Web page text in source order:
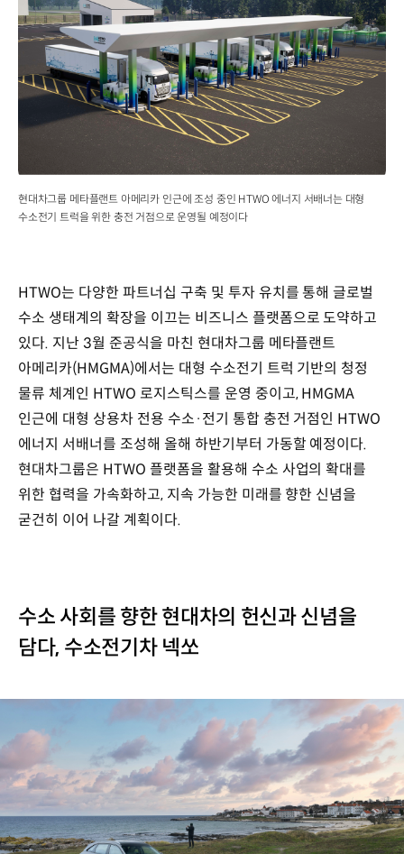
현대차그룹 메타플랜트 아메리카 인근에 조성 중인 HTWO 에너지 서배너는 대형
수소전기 트럭을 위한 충전 거점으로 운영될 예정이다
HTWO는 다양한 파트너십 구축 및 투자 유치를 통해 글로벌
수소 생태계의 확장을 이끄는 비즈니스 플랫폼으로 도약하고
있다. 지난 3월 준공식을 마친 현대차그룹 메타플랜트
아메리카(HMGMA)에서는 대형 수소전기 트럭 기반의 청정
물류 체계인 HTWO 로지스틱스를 운영 중이고, HMGMA
인근에 대형 상용차 전용 수소·전기 통합 충전 거점인 HTWO
에너지 서배너를 조성해 올해 하반기부터 가동할 예정이다.
현대차그룹은 HTWO 플랫폼을 활용해 수소 사업의 확대를
위한 협력을 가속화하고, 지속 가능한 미래를 향한 신념을
굳건히 이어 나갈 계획이다.
수소 사회를 향한 현대차의 헌신과 신념을
담다, 수소전기차 넥쏘